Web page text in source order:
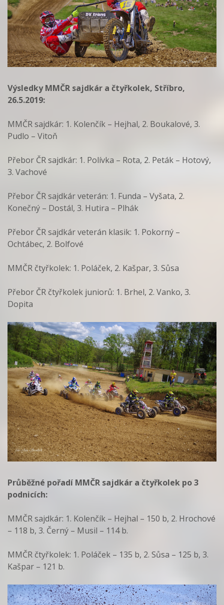
Výsledky MMČR sajdkár a čtyřkolek, Stříbro,
26.5.2019:
MMČR sajdkár: 1. Kolenčík – Hejhal, 2. Boukalové, 3.
Pudlo – Vitoň
Přebor ČR sajdkár: 1. Polívka – Rota, 2. Peták – Hotový,
3. Vachové
Přebor ČR sajdkár veterán: 1. Funda – Vyšata, 2.
Konečný – Dostál, 3. Hutira – Plhák
Přebor ČR sajdkár veterán klasik: 1. Pokorný –
Ochtábec, 2. Bolfové
MMČR čtyřkolek: 1. Poláček, 2. Kašpar, 3. Sůsa
Přebor ČR čtyřkolek juniorů: 1. Brhel, 2. Vanko, 3.
Dopita
Průběžné pořadí MMČR sajdkár a čtyřkolek po 3
podnicích:
MMČR sajdkár: 1. Kolenčík – Hejhal – 150 b, 2. Hrochové
– 118 b, 3. Černý – Musil – 114 b.
MMČR čtyřkolek: 1. Poláček – 135 b, 2. Sůsa – 125 b, 3.
Kašpar – 121 b.